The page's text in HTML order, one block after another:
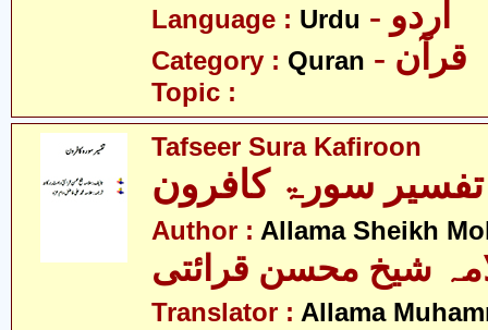
Language : Urdu - اردو
Category : Quran - قرآن
Topic :
Tafseer Sura Kafiroon
تفسیر سورۃ کافرون
Author : Allama Sheikh
شیخ محسن قرائتی
Translator : Allama